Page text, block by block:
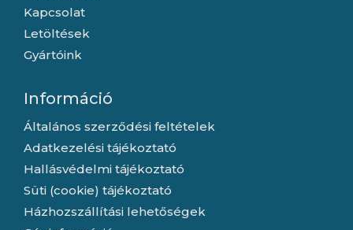
Kapcsolat
Letöltések
Gyártóink
Információ
Általános szerződési feltételek
Adatkezelési tájékoztató
Hallásvédelmi tájékoztató
Süti (cookie) tájékoztató
Házhozszállítási lehetőségek